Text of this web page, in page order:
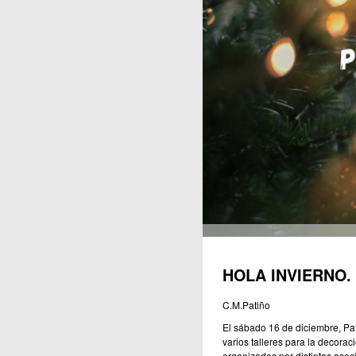
HOLA
C.M.Patiño
El sábado 16 de diciembre,
varios talleres para la